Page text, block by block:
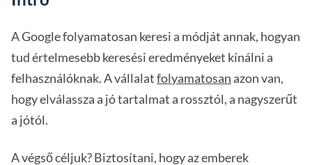
A Google folyamatosan keresi a módját annak, hogyan
tud értelmesebb keresési eredményeket kínálni a
felhasználóknak. A vállalatfolyamatosan azon van,
hogy elválassza a jó tartalmat a rossztól, a nagyszerűt
a jótól.
A végső céljuk? Biztosítani, hogy az emberek